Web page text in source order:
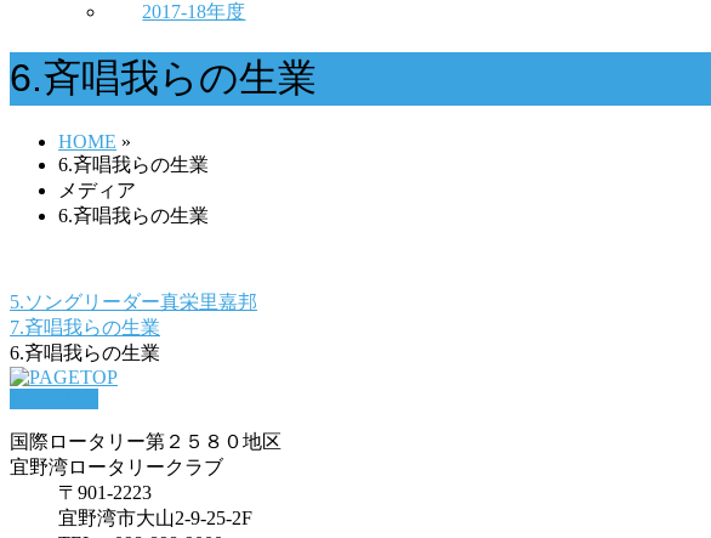
2017-18年度
6.斉唱我らの生業
HOME »
6.斉唱我らの生業
メディア
6.斉唱我らの生業
5.ソングリーダー真栄里嘉邦
7.斉唱我らの生業
6.斉唱我らの生業
国際ロータリー第２５８０地区
宜野湾ロータリークラブ
〒901-2223
宜野湾市大山2-9-25-2F